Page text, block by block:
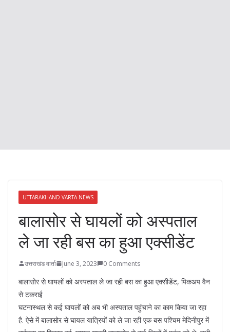
UTTARAKHAND VARTA NEWS
बालासोर से घायलों को अस्पताल
ले जा रही बस का हुआ एक्सीडेंट
उत्तराखंड वार्ता June 3, 2023 0 Comments
बालासोर से घायलों को अस्पताल ले जा रही बस का हुआ एक्सीडेंट, पिकअप वैन
से टकराई
घटनास्थल से कई घायलों को अब भी अस्पताल पहुंचाने का काम किया जा रहा
है. ऐसे में बालासोर से घायल यात्रियों को ले जा रही एक बस पश्चिम मेदिनीपुर में